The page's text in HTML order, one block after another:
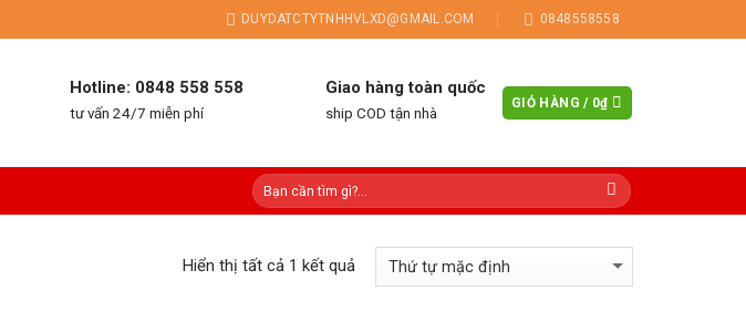
DUYDATCTYTNHHVLXD@GMAIL.COM 0848558558
Hotline: 0848 558 558
tư vấn 24/7 miễn phí
Giao hàng toàn quốc
ship COD tận nhà
GIỎ HÀNG / 0₫
Hiển thị tất cả 1 kết quả